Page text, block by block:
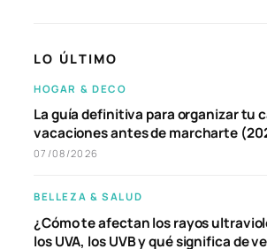
LO ÚLTIMO
HOGAR & DECO
La guía definitiva para organizar tu
vacaciones antes de marcharte
07/08/2026
BELLEZA & SALUD
¿Cómo te afectan los rayos
los UVA, los UVB y qué significa de